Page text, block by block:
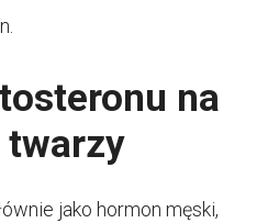
na
twarzy
jako hormon męski,